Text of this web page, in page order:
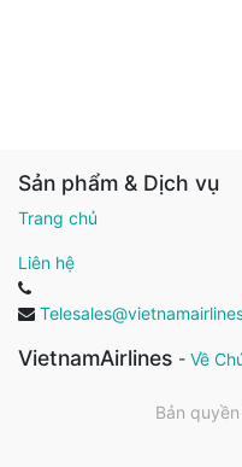
Sản phẩm & Dịch vụ
Trang chủ
Liên hệ
VietnamAirlines - Về
Bản